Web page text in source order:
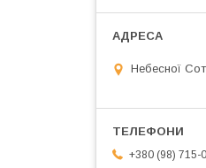
Небесної
+380 (98) 715-